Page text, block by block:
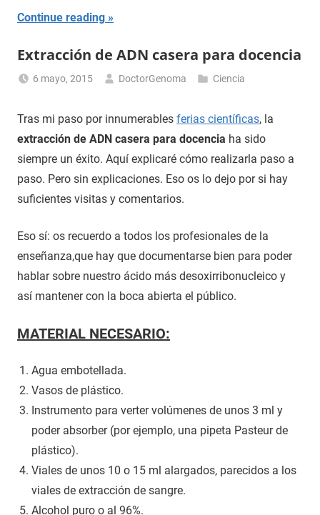
Continue reading
Extracción de ADN casera para docencia
6 mayo, 2015 DoctorGenoma Ciencia
Tras mi paso por innumerables ferias científicas, la
extracción de ADN casera para docencia ha sido
siempre un éxito. Aquí explicaré cómo realizarla paso a
paso. Pero sin explicaciones. Eso os lo dejo por si hay
suficientes visitas y comentarios.
Eso sí: os recuerdo a todos los profesionales de la
enseñanza,que hay que documentarse bien para poder
hablar sobre nuestro ácido más desoxirribonucleico y
así mantener con la boca abierta el público.
MATERIAL NECESARIO:
Agua embotellada.
Vasos de plástico.
Instrumento para verter volúmenes de unos 3 ml y
poder absorber (por ejemplo, una pipeta Pasteur de
plástico).
Viales de unos 10 o 15 ml alargados, parecidos a los
viales de extracción de sangre.
Alcohol puro o al 96%.